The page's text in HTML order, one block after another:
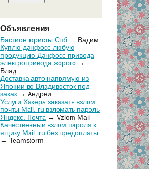
Объявления
Бастион юристы Спб → Вадим
Куплю данфосс любую
продукцию Данфосс привода
электропривода жорого →
Влад
Доставка авто напрямую из
Японии во Владивосток под
заказ → Андрей
Услуги Хакера заказать взлом
почты Mail. ru взломать пароль
Яндекс. Почта → Vzlom Mail
Качественный взлом пароля к
ящику Mail. ru без предоплаты
→ Teamstorm